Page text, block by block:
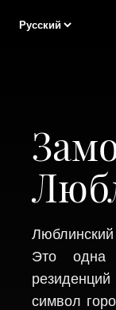
Это одна
символ